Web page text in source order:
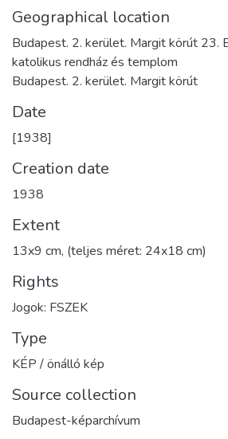
Geographical location
Budapest. 2. kerület. Margit körút 23.
katolikus rendház és templom
Budapest. 2. kerület. Margit körút
Date
[1938]
Creation date
1938
Extent
13x9 cm, (teljes méret: 24x18 cm)
Rights
Jogok: FSZEK
Type
KÉP / önálló kép
Source collection
Budapest-képarchívum